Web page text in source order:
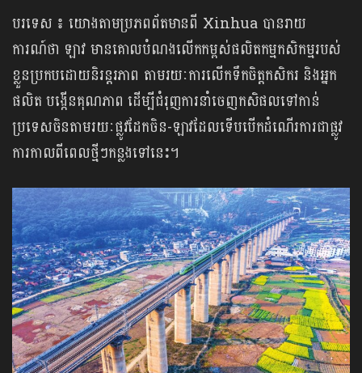
បរទេស ៖ យោងតាមប្រភពព័តមានពី Xinhua បានរាយ
ការណ៍ថា ឡាវ មានគោលបំណងលើកកម្ពស់ផលិតកម្មកសិកម្មរបស់
ខ្លួនប្រកបដោយនិរន្តរភាព តាមរយៈការលើកទឹកចិត្តកសិករ និងអ្នក
ផលិត បង្កើនគុណភាព ដើម្បីជំរុញការនាំចេញកសិផលទៅកាន់
ប្រទេសចិនតាមរយៈផ្លូវដែកចិន-ឡាវដែលទើបបើកដំណើរការជាផ្លូវ
ការកាលពីពេលថ្មីៗកន្លងទៅនេះ។